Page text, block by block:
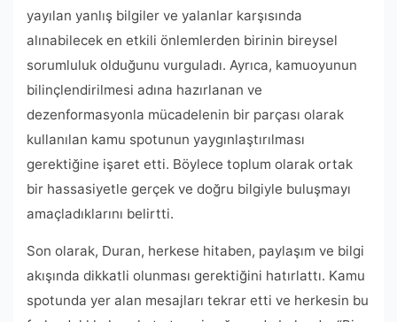
yayılan yanlış bilgiler ve yalanlar karşısında
alınabilecek en etkili önlemlerden birinin bireysel
sorumluluk olduğunu vurguladı. Ayrıca, kamuoyunun
bilinçlendirilmesi adına hazırlanan ve
dezenformasyonla mücadelenin bir parçası olarak
kullanılan kamu spotunun yaygınlaştırılması
gerektiğine işaret etti. Böylece toplum olarak ortak
bir hassasiyetle gerçek ve doğru bilgiyle buluşmayı
amaçladıklarını belirtti.
Son olarak, Duran, herkese hitaben, paylaşım ve bilgi
akışında dikkatli olunması gerektiğini hatırlattı. Kamu
spotunda yer alan mesajları tekrar etti ve herkesin bu